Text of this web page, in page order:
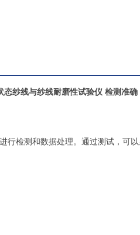
态纱线与纱线耐磨性试验仪 检测准确
行检测和数据处理。通过测试，可